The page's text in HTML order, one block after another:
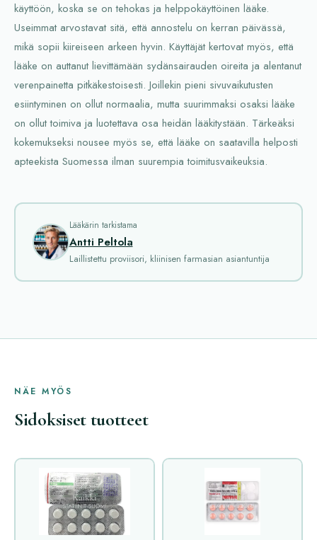
käyttöön, koska se on tehokas ja helppokäyttöinen lääke.
Useimmat arvostavat sitä, että annostelu on kerran päivässä,
mikä sopii kiireiseen arkeen hyvin. Käyttäjät kertovat myös, että
lääke on auttanut lievittämään sydänsairauden oireita ja alentanut
verenpainetta pitkäkestoisesti. Joillekin pieni sivuvaikutusten
esiintyminen on ollut normaalia, mutta suurimmaksi osaksi lääke
on ollut toimiva ja luotettava osa heidän lääkitystään. Tärkeäksi
kokemukseksi nousee myös se, että lääke on saatavilla helposti
apteekista Suomessa ilman suurempia toimitusvaikeuksia.
Lääkärin tarkistama
Antti Peltola
Laillistettu proviisori, kliinisen farmasian asiantuntija
NÄE MYÖS
Sidoksiset tuotteet